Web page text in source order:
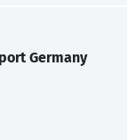
Germany